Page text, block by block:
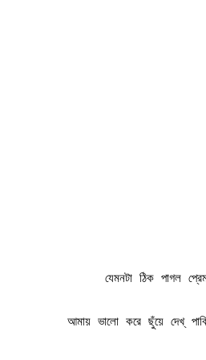
যেমনটা ঠিক পাগল
আমায় ভালো করে ছুঁয়ে দেখ্